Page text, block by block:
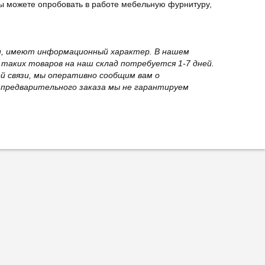
опробовать в работе мебельную фурнитуру,
имеют информационный характер. В нашем
товаров на наш склад потребуется 1-7 дней.
связи, мы оперативно сообщим вам о
заказа мы не гарантируем